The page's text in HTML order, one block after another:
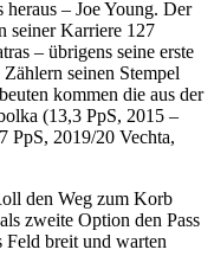
– Joe Young. Der
seiner Karriere 127
– übrigens seine erste
seinen Stempel
kommen die aus der
(13,3 PpS, 2015 –
PpS, 2019/20 Vechta,
den Weg zum Korb
zweite Option den Pass
Feld breit und warten